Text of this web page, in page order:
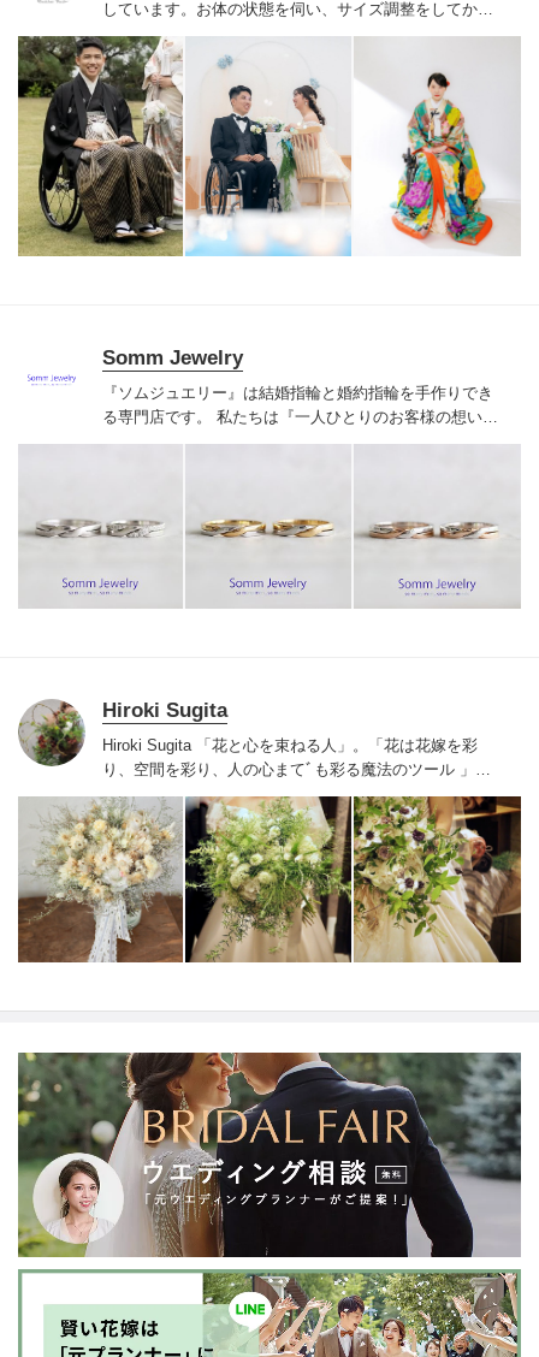
しています。お体の状態を伺い、 サイズ調整をしてから
レンタルしていただくオーダーレンタル方式をとってい
ますので安心です。
いデザインのドレスが見つからない方（カスタムオーダ
ー、フルオーダーも可能です） ・バリアフリーで安全に
結婚式やフォトウェディングをしたい方
・ドレスのイメ
ージもよくわからないので相談したい方【和装につ
いて】和装は、当社のサービス介助士の特別着付けが必
要になります。会場によっては着付けが入れない場合も
ございます。 まずは会場決定の前にご試着・相談フォー
ムから「こちらでできますか？」とお気軽にご相談くだ
Somm Jewelry
『ソムジュエリー』は結婚指輪と婚約指輪を手作りでき
る専門店です。 私たちは『一人ひとりのお客様の想いを
かたちにオリジナルジュエリーを創ること』を使命に、
Hiroki Sugita
Hiroki Sugita 「花と心を束ねる人」。
「花は花嫁を彩
り、空間を彩り、人の心まてﾞも彩る魔法のツール 」を
信条に、東京、横浜を中心に全国で活躍するフローリス
ト。予算に合わせた親身な提案で、新郎新婦さまの「叶
えたい」を形にします。花の力で、「生涯忘れない、心
に刻まれるwedding」そんな体験をお約束します 。